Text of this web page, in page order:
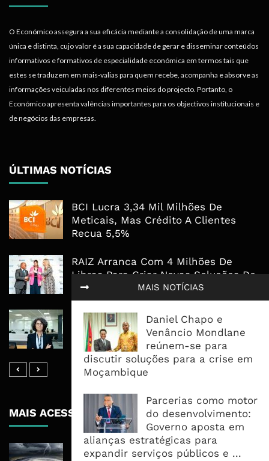
MAIS NOTÍCIAS
Daniel Chapo e
Venâncio Mondlane
reúnem-se para
discutir soluções para a crise em
Moçambique
Parcerias como motor
do desenvolvimento:
Governo aposta em
alianças estratégicas para
expandir serviços públicos e ...
O Económico assegura a sua eficácia mediante a consolidação de uma marca
única e distinta, cujo valor é a sua capacidade de gerar e disseminar conteúdos
informativos e formativos de especialidade económica em termos tais que
estes se traduzem em mais-valias para quem recebe, acompanha e absorve as
informações veiculadas nos diferentes meios do projecto. Portanto, o
Económico apresenta valências importantes para os objectivos institucionais e
de negócios das empresas.
ÚLTIMAS NOTÍCIAS
BCI Lucra 3,34 Mil Milhões De
Meticais, Mas Crédito A Clientes
Recua 5,5%
RAIZ Arranca Com 4 Milhões De
Libras Para Criar Novas Soluções De
Financiamento Às PME
Banco De Desenvolvimento Pode
Mobilizar Capital, Mas Governação
Define O Resultado
MAIS ACESSADOS
Tempestade Tropical GEZANI Poderá